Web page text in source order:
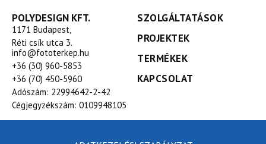
POLYDESIGN KFT.
1171 Budapest,
Réti csík utca 3.
info@fototerkep.hu
+36 (30) 960-5853
+36 (70) 450-5960
Adószám: 22994642-2-42
Cégjegyzékszám: 0109948105
SZOLGÁLTATÁSOK
PROJEKTEK
TERMÉKEK
KAPCSOLAT